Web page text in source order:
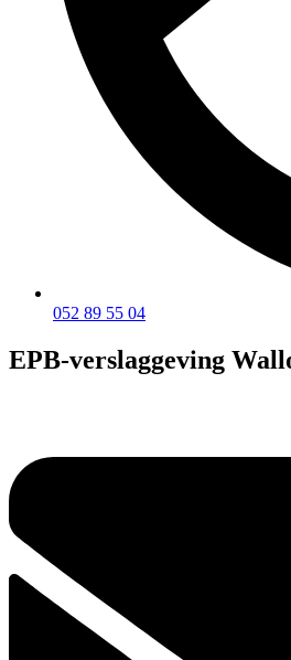
052 89 55 04
EPB-verslaggeving